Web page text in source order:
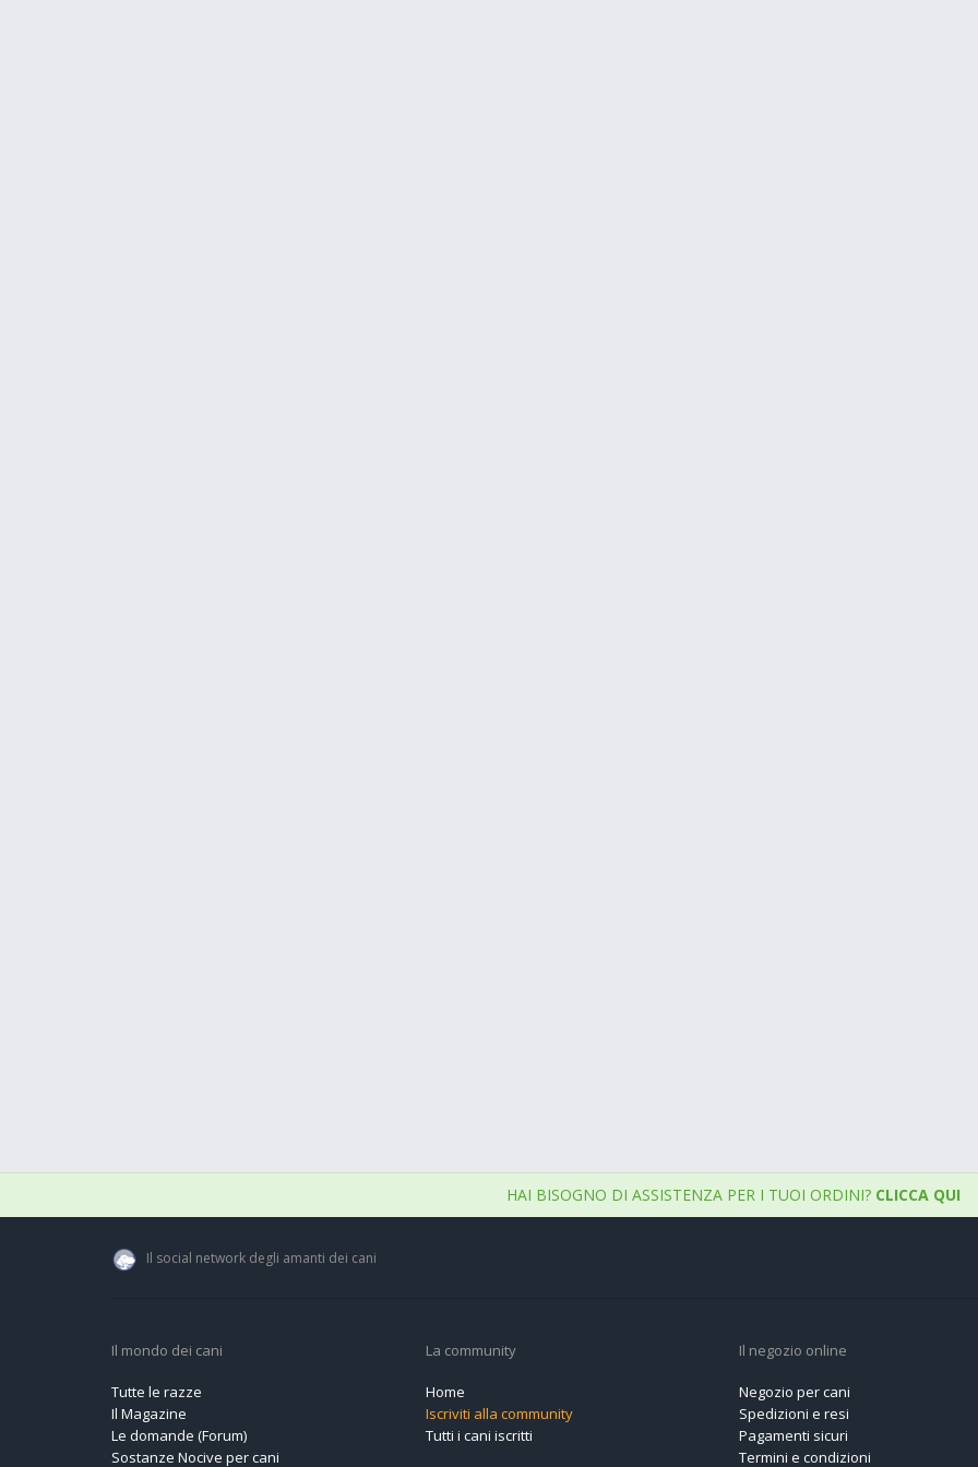
HAI BISOGNO DI ASSISTENZA PER I TUOI ORDINI? CLICCA QUI
Il social network degli amanti dei cani
Il mondo dei cani
Tutte le razze
Il Magazine
Le domande (Forum)
Sostanze Nocive per cani
La community
Home
Iscriviti alla community
Tutti i cani iscritti
Il negozio online
Negozio per cani
Spedizioni e resi
Pagamenti sicuri
Termini e condizioni